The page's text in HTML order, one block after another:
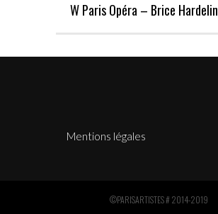
W Paris Opéra – Brice Hardelin
Mentions légales
©PARISARTISTES # 2014-2019